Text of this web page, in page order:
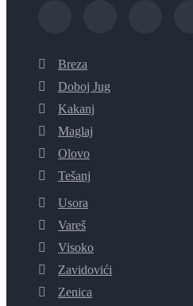
Breza
Doboj Jug
Kakanj
Maglaj
Olovo
Tešanj
Usora
Vareš
Visoko
Zavidovići
Zenica